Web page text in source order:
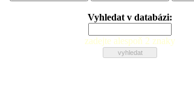
Vyhledat v databázi:
zadejte alespoň 2 znaky